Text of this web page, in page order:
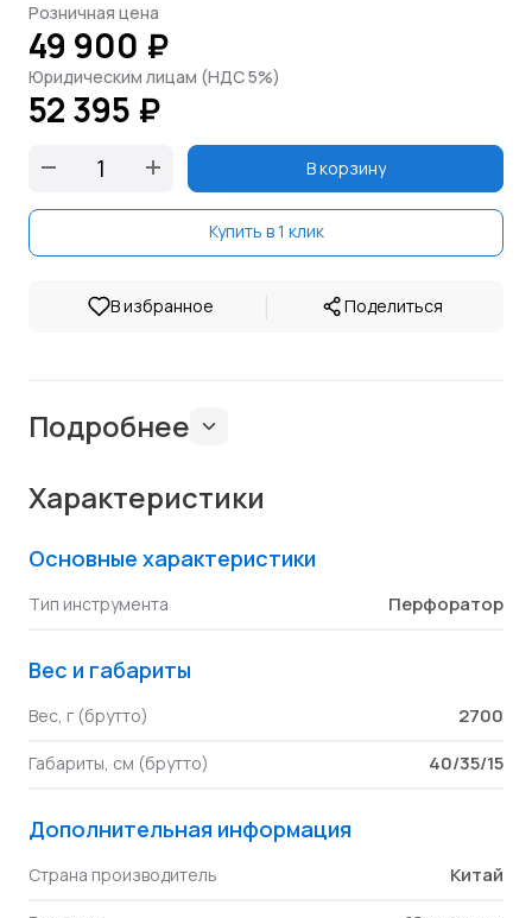
Розничная цена
49 900 ₽
Юридическим лицам (НДС 5%)
52 395 ₽
В корзину
Купить в 1 клик
В избранное | Поделиться
Подробнее
Характеристики
Основные характеристики
Тип инструмента Перфоратор
Вес и габариты
Вес, г (брутто) 2700
Габариты, см (брутто) 40/35/15
Дополнительная информация
Страна производитель Китай